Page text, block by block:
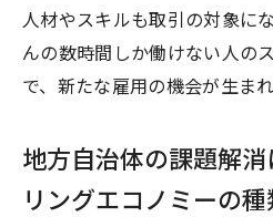
人材やスキルも取引の対象に
んの数時間しか働けない人の
で、新たな雇用の機会が生ま
地方自治体の課題解
リングエコノミーの種